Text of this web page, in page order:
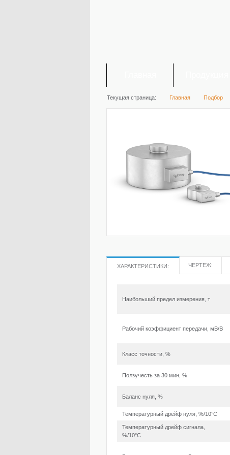
Текущая страница: Главная Подбор
ХАРАКТЕРИСТИКИ: ЧЕРТЕЖ:
Наибольший предел измерения, т
Рабочий коэффициент передачи, мВ/В
Класс точности, %
Ползучесть за 30 мин, %
Баланс нуля, %
Температурный дрейф нуля, %/10°С
Температурный дрейф сигнала,
%/10°С